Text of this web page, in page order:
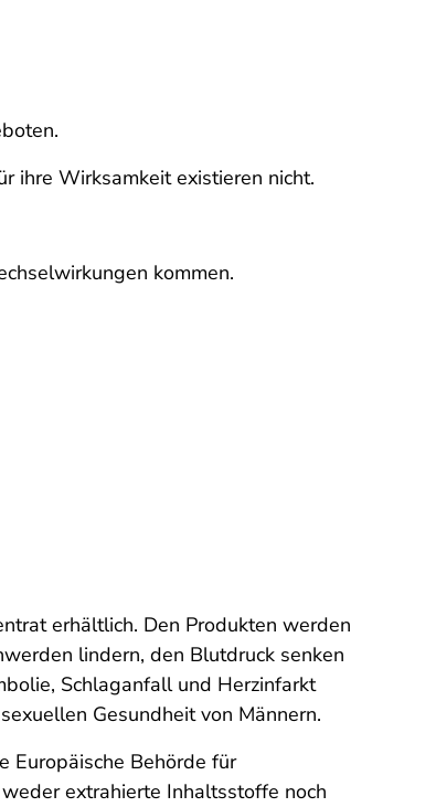
ihre Wirksamkeit existieren nicht.
kommen.
erhältlich. Den Produkten werden
lindern, den Blutdruck senken
Schlaganfall und Herzinfarkt
Gesundheit von Männern.
Europäische Behörde für
extrahierte Inhaltsstoffe noch